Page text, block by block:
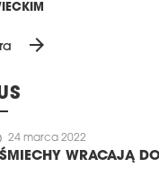
arrow_forward
24 marca 2022
WRACAJĄ